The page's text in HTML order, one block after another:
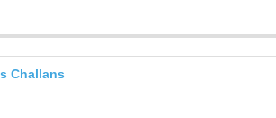
Challans